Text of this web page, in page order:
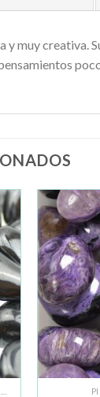
y muy creativa.